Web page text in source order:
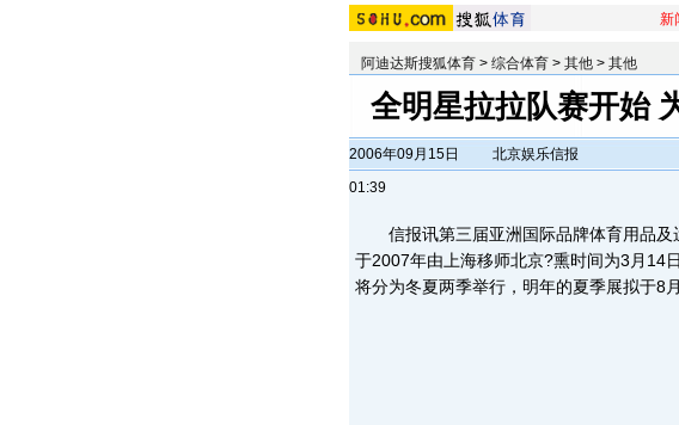
新
阿迪达斯搜狐体育 > 综合体育 > 其他 > 其他
全明星拉拉队赛开始
2006年09月15日
01:39
北京娱乐信报
信报讯第三届亚洲国际品牌体育用品及
于2007年由上海移师北京?熏时间为3月14
将分为冬夏两季举行，明年的夏季展拟于8